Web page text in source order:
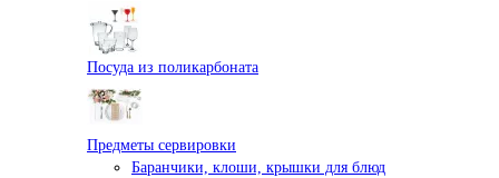
Посуда из поликарбоната
Предметы сервировки
Баранчики, клоши, крышки для блюд